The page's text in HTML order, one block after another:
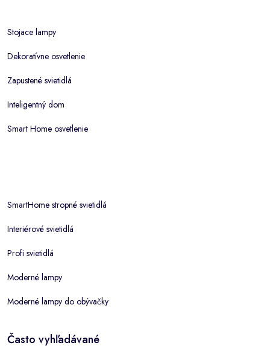
Stojace lampy
Dekoratívne osvetlenie
Zapustené svietidlá
Inteligentný dom
Smart Home osvetlenie
SmartHome stropné svietidlá
Interiérové svietidlá
Profi svietidlá
Moderné lampy
Moderné lampy do obývačky
Často vyhľadávané